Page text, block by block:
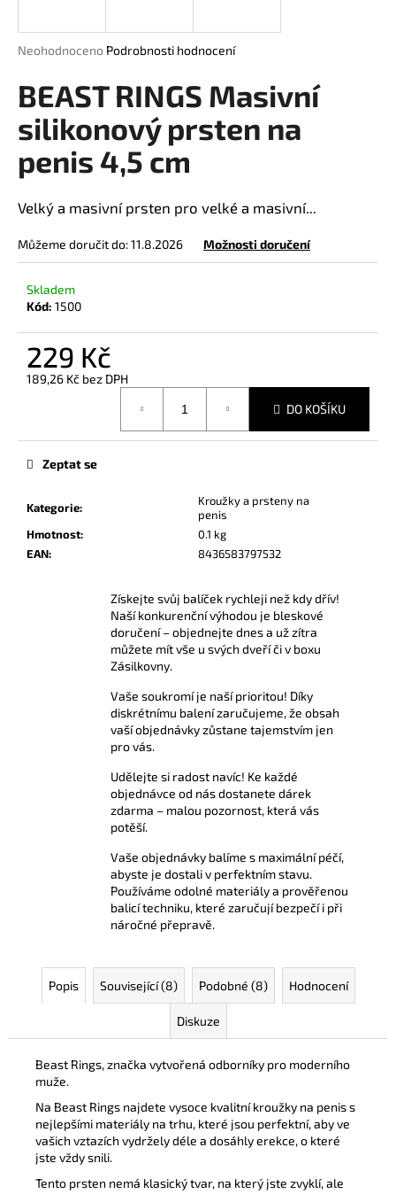
Průměrné
produktu
je
z
hvězdiček.
Neohodnoceno Podrobnosti hodnocení
BEAST RINGS Masivní
silikonový prsten na
penis 4,5 cm
Velký a masivní prsten pro velké a masivní...
Můžeme doručit do:11.8.2026 Možnosti doručení
Skladem
Kód: 1500
229 Kč
189,26 Kč bez DPH
DO KOŠÍKU
Kategorie:
Kroužky a prsteny na
penis
Hmotnost:
0.1 kg
EAN: 8436583797532
Zeptat se
Získejte svůj balíček rychleji než kdy dřív!
Naší konkurenční výhodou je bleskové
doručení – objednejte dnes a už zítra
můžete mít vše u svých dveří či v boxu
Zásilkovny.
Vaše soukromí je naší prioritou! Díky
diskrétnímu balení zaručujeme, že obsah
vaší objednávky zůstane tajemstvím jen
pro vás.
Udělejte si radost navíc! Ke každé
objednávce od nás dostanete dárek
zdarma – malou pozornost, která vás
potěší.
Vaše objednávky balíme s maximální péčí,
abyste je dostali v perfektním stavu.
Používáme odolné materiály a prověřenou
balicí techniku, které zaručují bezpečí i při
náročné přepravě.
Popis Související (8) Podobné (8) Hodnocení
Diskuze
Beast Rings, značka vytvořená odborníky pro moderního
muže.
Na Beast Rings najdete vysoce kvalitní kroužky na penis s
nejlepšími materiály na trhu, které jsou perfektní, aby ve
vašich vztazích vydržely déle a dosáhly erekce, o které
jste vždy snili.
Tento prsten nemá klasický tvar, na který jste zvyklí, ale
j
t
?
HLEDAT
D
o
u
j
AMSTERDAM